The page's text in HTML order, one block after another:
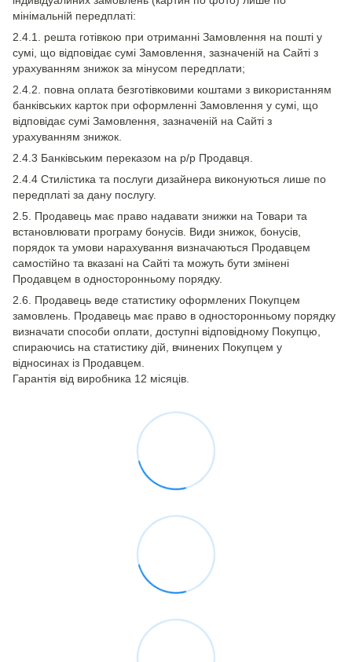
мінімальній передплаті:
2.4.1. решта готівкою при отриманні Замовлення на пошті у
сумі, що відповідає сумі Замовлення, зазначеній на Сайті з
урахуванням знижок за мінусом передплати;
2.4.2. повна оплата безготівковими коштами з використанням
банківських карток при оформленні Замовлення у сумі, що
відповідає сумі Замовлення, зазначеній на Сайті з
урахуванням знижок.
2.4.3 Банківським переказом на р/р Продавця.
2.4.4 Стилістика та послуги дизайнера виконуються лише по
передплаті за дану послугу.
2.5. Продавець має право надавати знижки на Товари та
встановлювати програму бонусів. Види знижок, бонусів,
порядок та умови нарахування визначаються Продавцем
самостійно та вказані на Сайті та можуть бути змінені
Продавцем в односторонньому порядку.
2.6. Продавець веде статистику оформлених Покупцем
замовлень. Продавець має право в односторонньому порядку
визначати способи оплати, доступні відповідному Покупцю,
спираючись на статистику дій, вчинених Покупцем у
відносинах із Продавцем.
Гарантія від виробника 12 місяців.